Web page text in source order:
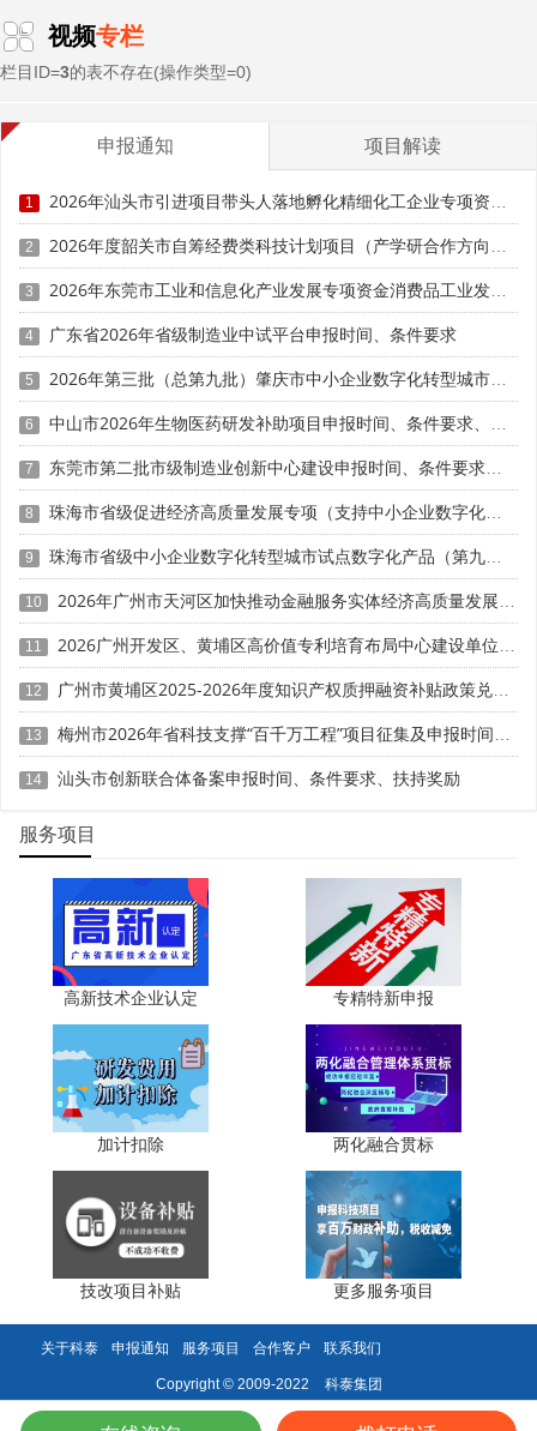
设备用途说明、国内无法生产证明、合同发票等材料，申请
进出口货物征免税证明。三是免税通关，凭征免税证明办理
报关手续，免征相关税费，后续按规定报送免税进口设备统
三、研发费用加计扣除：2026年政策延续与叠加优势
2026年研发费用加计扣除政策延续优化，除烟草制造
业、住宿和餐饮业、批发和零售业、房地产业、租赁和商务
服务业、娱乐业等负面清单行业外，所有查账征收企业均可
享受100%加计扣除。该政策作为制度性安排长期实施，无
需高新技术企业资质，仅需会计核算健全、实行查账征收并
能够准确归集研发费用。
工程研究中心的叠加优势体现在三方面。一是归集范围
更广，中心购置的免税进口设备折旧、运维费用可全额计入
研发费用，享受加计扣除，实现免税加加计双重节税。二是
件、设备采购凭证等留存备查，降低税务核查风险。三是政
策稳定性强，中心每三年评估一次，通过评估即可持续享受
优惠。
叠加节税案例如下。某制造业企业拥有国家级产业技术
工程化中心，2026年进口1台国内无法生产的科研设备，价
值1000万元，关税税率5%、增值税税率13%，当年研发费
用含设备折旧200万元共计500万元。进口免税节税方面，
免征关税50万元、增值税130万元，合计节税180万元。研
发加计扣除节税方面，500万元研发费用100%加计扣除，多
元。叠加节税总额305万元，节税效果显著。
四、叠加节税实操攻略与风险防控
实操核心步骤包括四方面。一是资质获取与维护，申报
国家级或省级产业技术工程化中心，聚焦产业关键技术，完
善研发体系，通过每三年一次的运行评估，确保资质有效。
二是进口设备合规管理，提前确认设备国内无法生产或性能
不满足需求，单独核算设备折旧、运维费用，全额计入研发
支出。三是研发费用精准归集，区分研发与生产费用，人员
人工、直接投入、设备折旧等单独建账，留存立项文件、辅
助账、发票等备查资料。四是申报享受优惠，进口环节向海
关申请免税，企业所得税汇算清缴时填报研发费用加计扣除
明细表，留存相关资料备查。
关键风险防控包括三点。一是设备用途风险，免税进口
设备仅限研发使用，不得用于生产经营或转卖，否则需补缴
格划分，共用设备、人员需合理分摊，避免税务核查调整。
将被撤销资质，无法继续享受优惠。
视频专栏
栏目ID=3的表不存在(操作类型=0)
申报通知 项目解读
1 2026年汕头市引进项目带头人落地孵化精细化工企业专项资金申报时间、条件要求、资助奖励
2 2026年度韶关市自筹经费类科技计划项目（产学研合作方向）申报时间、条件要求
3 2026年东莞市工业和信息化产业发展专项资金消费品工业发展奖励项目“免申即享”时间、条件要求、补助奖励
4 广东省2026年省级制造业中试平台申报时间、条件要求
5 2026年第三批（总第九批）肇庆市中小企业数字化转型城市试点数字化改造项目申报时间、条件要求、补助奖励
6 中山市2026年生物医药研发补助项目申报时间、条件要求、奖励标准
7 东莞市第二批市级制造业创新中心建设申报时间、条件要求、扶持奖励
8 珠海市省级促进经济高质量发展专项（支持中小企业数字化转型）“小快轻准”数字化转型项目（第十一批）入库储备申报时间、条件要求、补助奖励
9 珠海市省级中小企业数字化转型城市试点数字化产品（第九批）征集申报时间、条件要求
10 2026年广州市天河区加快推动金融服务实体经济高质量发展（支持企业利用知识产权融资）政策兑现申报时间、条件要求、扶持奖励
11 2026广州开发区、黄埔区高价值专利培育布局中心建设单位申报时间、条件要求、扶持奖励
12 广州市黄埔区2025-2026年度知识产权质押融资补贴政策兑现申报时间、条件要求、资助奖励
13 梅州市2026年省科技支撑“百千万工程”项目征集及申报时间、条件要求、资助奖励
14 汕头市创新联合体备案申报时间、条件要求、扶持奖励
服务项目
高新技术企业认定 专精特新申报
加计扣除 两化融合贯标
技改项目补贴 更多服务项目
关于科泰 申报通知 服务项目 合作客户 联系我们
Copyright © 2009-2022 科泰集团